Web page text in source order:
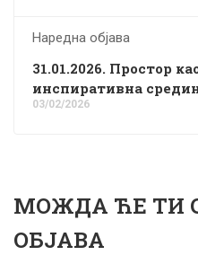
Наредна објава
31.01.2026. Простор
инспиративна
03/02/2026
МОЖДА ЋЕ ТИ
ОБЈАВА